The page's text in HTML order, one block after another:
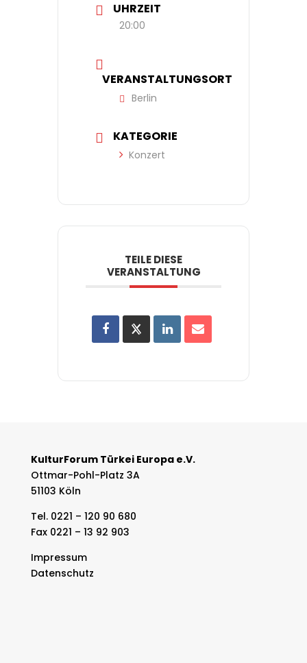
UHRZEIT
20:00
VERANSTALTUNGSORT
Berlin
KATEGORIE
Konzert
TEILE DIESE
VERANSTALTUNG
KulturForum Türkei Europa e.V.
Ottmar-Pohl-Platz 3A
51103 Köln
Tel. 0221 – 120 90 680
Fax 0221 – 13 92 903
Impressum
Datenschutz